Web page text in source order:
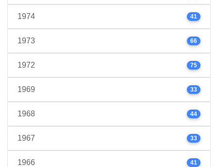
1974 41
1973 66
1972 75
1969 33
1968 44
1967 33
1966 41